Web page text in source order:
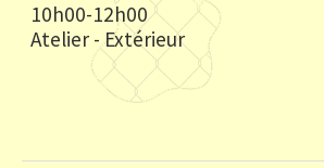
10h00-12h00
Atelier - Extérieur